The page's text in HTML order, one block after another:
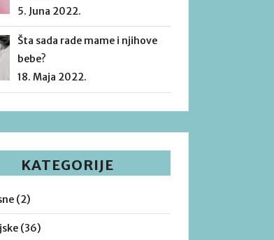
5. Juna 2022.
Šta sada rade mame i njihove
bebe?
18. Maja 2022.
KATEGORIJE
(2)
(36)